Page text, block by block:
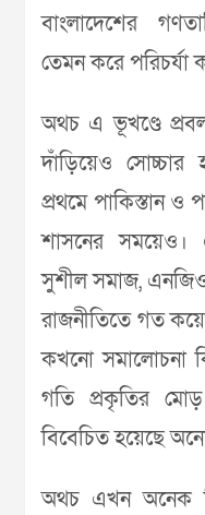
বাংলাদেশের
তেমন করে পরিচর্যা
অথচ এ ভূখণ্ডে
দাঁড়িয়েও
প্রথমে পাকিস্তান ও
শাসনের সময়েও।
সুশীল সমাজ,
রাজনীতিতে গত
কখনো সমালোচনা
গতি প্রকৃতির
বিবেচিত হয়েছে
অথচ এখন অনেক